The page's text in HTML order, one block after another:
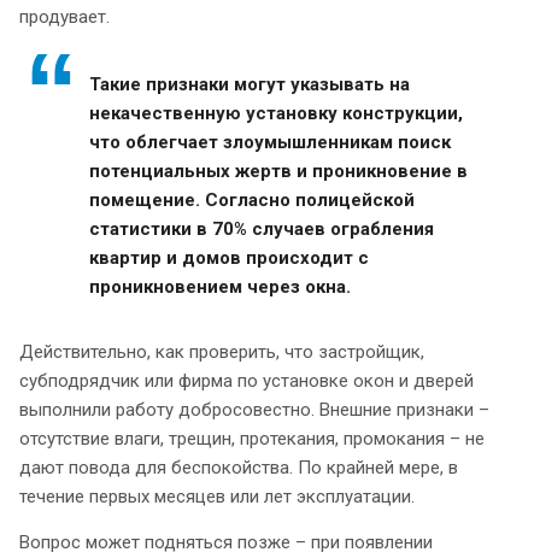
продувает.
Такие признаки могут указывать на
некачественную установку конструкции,
что облегчает злоумышленникам поиск
потенциальных жертв и проникновение в
помещение. Согласно полицейской
статистики в 70% случаев ограбления
квартир и домов происходит с
проникновением через окна.
Действительно, как проверить, что застройщик,
субподрядчик или фирма по установке окон и дверей
выполнили работу добросовестно. Внешние признаки –
отсутствие влаги, трещин, протекания, промокания – не
дают повода для беспокойства. По крайней мере, в
течение первых месяцев или лет эксплуатации.
Вопрос может подняться позже – при появлении